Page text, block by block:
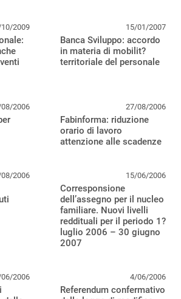
2009 15/01/2007
Banca Sviluppo: accordo
in materia di mobilit?
territoriale del personale
2006 27/08/2006
Fabinforma: riduzione
orario di lavoro
attenzione alle scadenze
2006 15/06/2006
Corresponsione
dell’assegno per il nucleo
familiare. Nuovi livelli
reddituali per il periodo 1?
luglio 2006 – 30 giugno
2007
2006 4/06/2006
Referendum confermativo